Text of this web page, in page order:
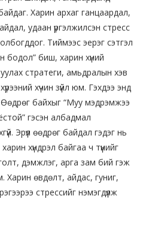
Харин архаг ганцаардал,
удаан үргэлжилсэн стресс
Тиймээс эерэг сэтгэл
бодол” биш, харин хүний
стратеги, амьдралын хэв
хүчин зүйл юм. Гэхдээ энд
Өөдрөг байхыг “Муу мэдрэмжээ
гэсэн албадмал
Эрүүл өөдрөг байдал гэдэг нь
хүндрэл байгаа ч түүнийг
дэмжлэг, арга зам бий гэж
Харин өвдөлт, айдас, гуниг,
стрессийг нэмэгдүүлж